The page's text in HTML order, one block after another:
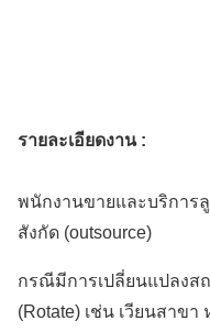
รายละเอียดงาน :
พนักงานขายและบริการ
สังกัด (outsource)
กรณีมีการเปลี่ยนแปลงส
(Rotate) เช่น เวียนสาข